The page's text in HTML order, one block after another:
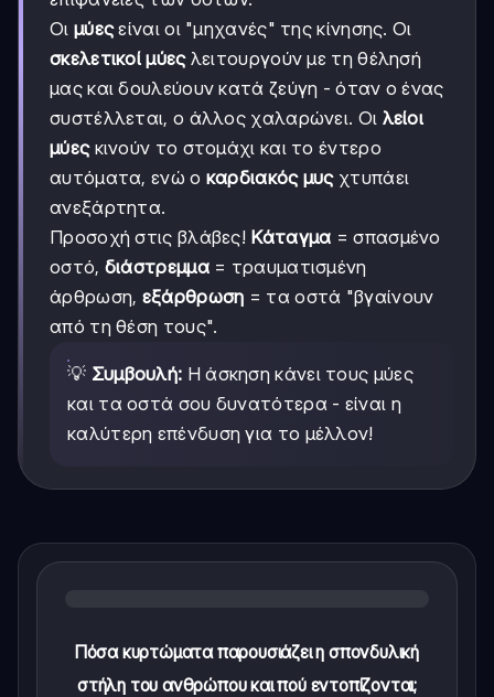
Οι μύεςείναι οι "μηχανές" της κίνησης. Οι
σκελετικοί μύεςλειτουργούν με τη θέλησή
μας και δουλεύουν κατά ζεύγη - όταν ο ένας
συστέλλεται, ο άλλος χαλαρώνει. Οι λείοι
μύεςκινούν το στομάχι και το έντερο
αυτόματα, ενώ ο καρδιακός μυςχτυπάει
ανεξάρτητα.
Προσοχή στις βλάβες! Κάταγμα = σπασμένο
οστό, διάστρεμμα= τραυματισμένη
άρθρωση, εξάρθρωση = τα οστά "βγαίνουν
από τη θέση τους".
💡 Συμβουλή: Η άσκηση κάνει τους μύες
και τα οστά σου δυνατότερα - είναι η
καλύτερη επένδυση για το μέλλον!
Πόσα κυρτώματα παρουσιάζει η σπονδυλική
στήλη του ανθρώπου και πού εντοπίζονται;